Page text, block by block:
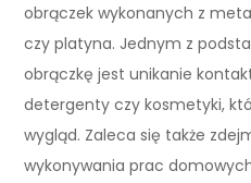
obrączek wykonanych z
czy platyna. Jednym z
obrączkę jest unikanie
detergenty czy kosmetyki,
wygląd. Zaleca się także
wykonywania prac